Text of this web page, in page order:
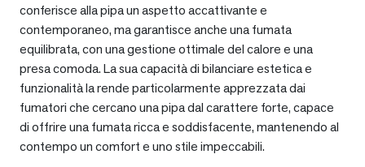
conferisce alla pipa un aspetto accattivante e
contemporaneo, ma garantisce anche una fumata
equilibrata, con una gestione ottimale del calore e una
presa comoda. La sua capacità di bilanciare estetica e
funzionalità la rende particolarmente apprezzata dai
fumatori che cercano una pipa dal carattere forte, capace
di offrire una fumata ricca e soddisfacente, mantenendo al
contempo un comfort e uno stile impeccabili.